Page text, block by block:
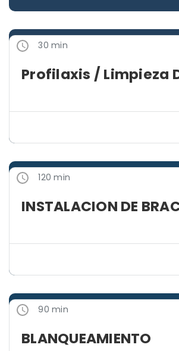
30 min
Profilaxis / Limpieza
120 min
INSTALACION DE
90 min
BLANQUEAMIENTO